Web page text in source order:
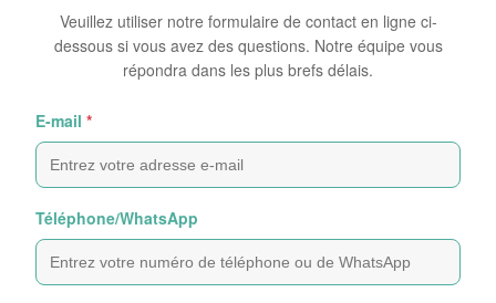
Veuillez utiliser notre formulaire de contact en ligne ci-
dessous si vous avez des questions. Notre équipe vous
répondra dans les plus brefs délais.
E-mail *
Téléphone/WhatsApp